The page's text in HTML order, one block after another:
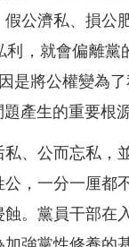
公濟私、損
，就會偏離
是將公權變
產生的重要根源
、公而忘私
，一分一厘
。黨員干部